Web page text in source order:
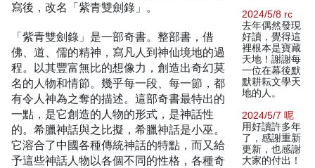
寫後，改名「紫青雙劍錄」。
「紫青雙劍錄」是一部奇書。整部書，借
佛、道、儒的精神，寫凡人到神仙境地的過
程。以其豐富無比的想像力，創造出奇幻莫
名的人物和情節。幾乎每一段、每一節，都
有令人神為之奪的描述。這部奇書最特出的
一點，是它創造的人物的形式，是神話性
的。希臘神話與之比擬，希臘神話是小巫。
它溶合了中國各種傳統神話的特點，而又給
予這些神話人物以各個不同的性格，各種奇
2024/5/8 rc
去年偶然發現
好讀，覺得這
裡根本是寶藏
天地！謝謝每
一位在幕後默
默耕耘文學天
地的人。
2024/5/7 呢
用好讀許多年
了，感謝重新
更新，也感謝
大家的付出！